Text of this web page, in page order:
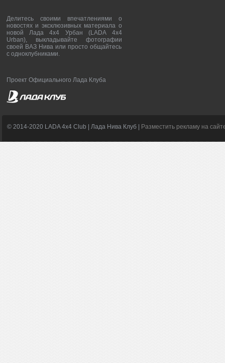
Делитесь своими впечатлениями о
новостях и эксклюзивных материала о
новой Лада 4х4 Урбан (LADA 4x4
Urban), выкладывайте фотографии
своей ВАЗ Нива или просто общайтесь
с одноклубниками.
Проект Официального Лада Клуба
© 2014-2020 LADA 4x4 Club | Лада Нива Клуб | Разместить рекламу на